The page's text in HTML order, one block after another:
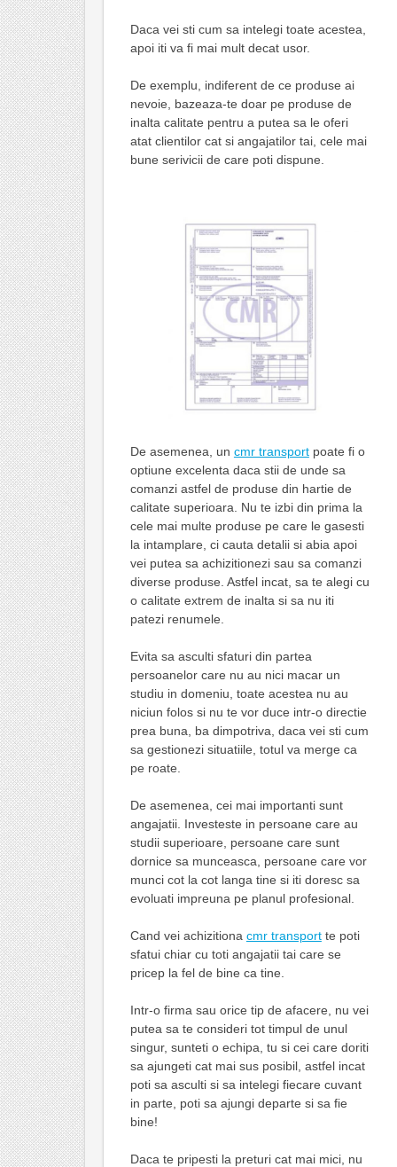
Daca vei sti cum sa intelegi toate acestea,
apoi iti va fi mai mult decat usor.
De exemplu, indiferent de ce produse ai
nevoie, bazeaza-te doar pe produse de
inalta calitate pentru a putea sa le oferi
atat clientilor cat si angajatilor tai, cele mai
bune serivicii de care poti dispune.
De asemenea, un cmr transportpoate fi o
optiune excelenta daca stii de unde sa
comanzi astfel de produse din hartie de
calitate superioara. Nu te izbi din prima la
cele mai multe produse pe care le gasesti
la intamplare, ci cauta detalii si abia apoi
vei putea sa achizitionezi sau sa comanzi
diverse produse. Astfel incat, sa te alegi cu
o calitate extrem de inalta si sa nu iti
patezi renumele.
Evita sa asculti sfaturi din partea
persoanelor care nu au nici macar un
studiu in domeniu, toate acestea nu au
niciun folos si nu te vor duce intr-o directie
prea buna, ba dimpotriva, daca vei sti cum
sa gestionezi situatiile, totul va merge ca
pe roate.
De asemenea, cei mai importanti sunt
angajatii. Investeste in persoane care au
studii superioare, persoane care sunt
dornice sa munceasca, persoane care vor
munci cot la cot langa tine si iti doresc sa
evoluati impreuna pe planul profesional.
Cand vei achizitiona cmr transportte poti
sfatui chiar cu toti angajatii tai care se
pricep la fel de bine ca tine.
Intr-o firma sau orice tip de afacere, nu vei
putea sa te consideri tot timpul de unul
singur, sunteti o echipa, tu si cei care doriti
sa ajungeti cat mai sus posibil, astfel incat
poti sa asculti si sa intelegi fiecare cuvant
in parte, poti sa ajungi departe si sa fie
bine!
Daca te pripesti la preturi cat mai mici, nu